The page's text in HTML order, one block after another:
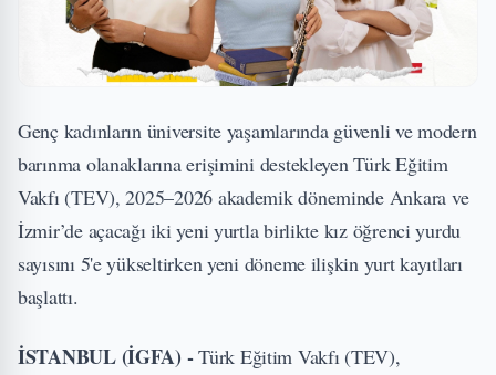
Genç kadınların üniversite yaşamlarında güvenli ve modern
barınma olanaklarına erişimini destekleyen Türk Eğitim
Vakfı (TEV), 2025–2026 akademik döneminde Ankara ve
İzmir’de açacağı iki yeni yurtla birlikte kız öğrenci yurdu
sayısını 5'e yükseltirken yeni döneme ilişkin yurt kayıtları
başlattı.
İSTANBUL (İGFA) -Türk Eğitim Vakfı (TEV),